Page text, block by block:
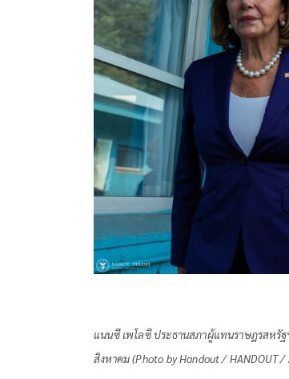
แนนซี เพโลซี ประธานสภาผู้แทนราษฎรสหรั
สิงหาคม (Photo by Handout / HANDOUT /